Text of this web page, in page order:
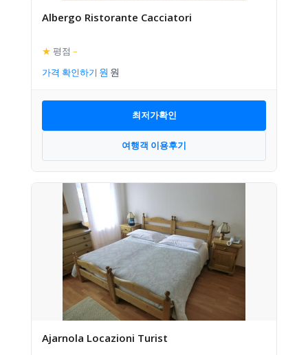
Albergo Ristorante Cacciatori
★ 평점 –
가격 확인하기
최저가확인
여행객 이용후기
Ajarnola Locazioni Turist